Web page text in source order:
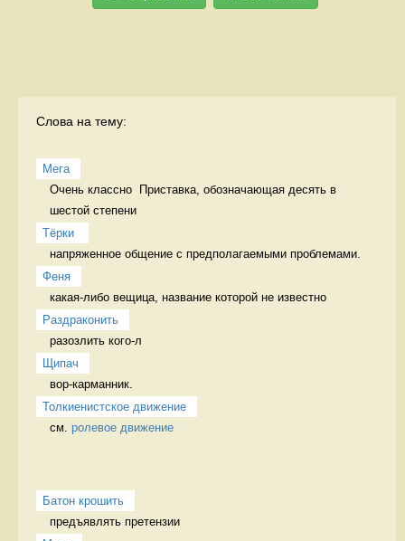
Слова на тему:
Мега
Очень классно  Приставка, обозначающая десять в
шестой степени
Тёрки
напряженное общение с предполагаемыми проблемами.
Феня
какая-либо вещица, название которой не известно
Раздраконить
разозлить кого-л
Щипач
вор-карманник.
Толкиенистское движение
см. ролевое движение
Батон крошить
предъявлять претензии